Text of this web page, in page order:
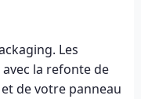
Les
la refonte de
et de votre panneau